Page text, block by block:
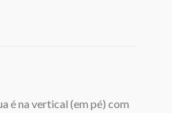
é na vertical (em pé) com